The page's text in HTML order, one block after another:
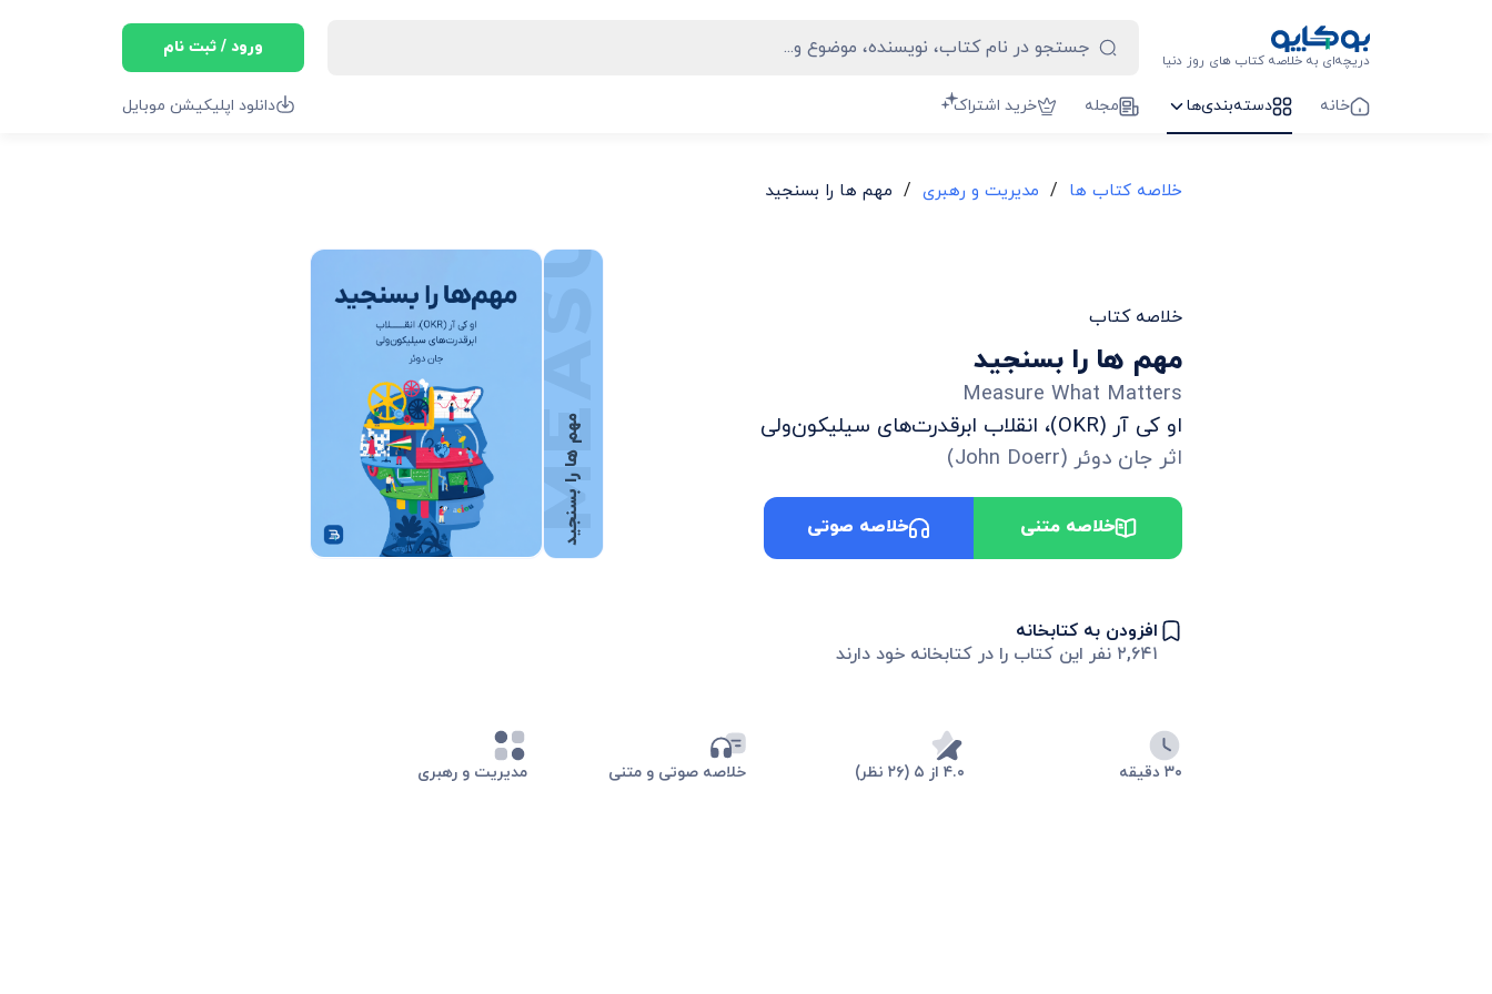
دریچه‌ای به خلاصه کتاب های روز دنیا
ورود / ثبت نام
خانه دسته‌بندی‌ها مجله خرید اشتراک دانلود اپلیکیشن موبایل
خلاصه کتاب ها / مدیریت و رهبری / مهم‌ ها را بسنجید
مهم‌ ها را بسنجید
خلاصه کتاب
مهم‌ ها را بسنجید
Measure What Matters
او کی آر (OKR)، انقلاب ابرقدرت‌های سیلیکون‌ولی
اثر جان دوئر (
John Doerr
)
خلاصه متنی خلاصه صوتی
افزودن به کتابخانه
۲,۶۴۱ نفر این کتاب را در کتابخانه خود دارند
۳۰ دقیقه ۴.۰ از ۵ (۲۶ نظر) خلاصه صوتی و متنی مدیریت و رهبری